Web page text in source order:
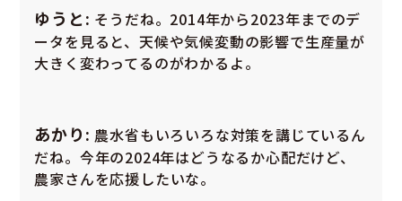
ゆうと: そうだね。2014年から2023年までのデ
ータを見ると、天候や気候変動の影響で生産量が
大きく変わってるのがわかるよ。
あかり: 農水省もいろいろな対策を講じているん
だね。今年の2024年はどうなるか心配だけど、
農家さんを応援したいな。